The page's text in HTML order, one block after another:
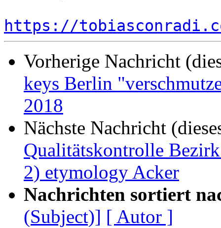
https://
Vorherige Nachricht
keys Berlin
2018
Nächste Nachricht
Qualitätskontrolle
2) etymology Acker
Nachrichten sortiert
(Subject)] [ Autor ]